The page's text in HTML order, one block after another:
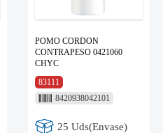
POMO CORDON
CONTRAPESO 0421060
CHYC
83111
8420938042101
25 Uds(Envase)